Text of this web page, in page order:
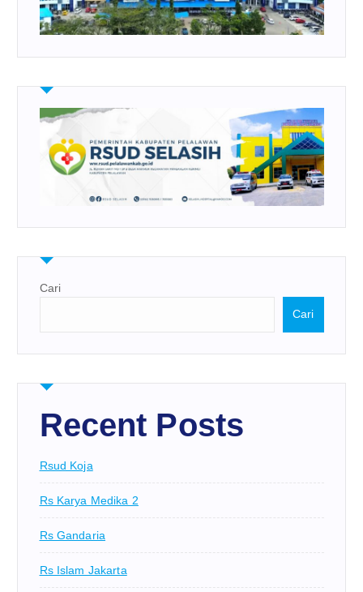
Cari
Cari
Recent Posts
Rsud Koja
Rs Karya Medika 2
Rs Gandaria
Rs Islam Jakarta